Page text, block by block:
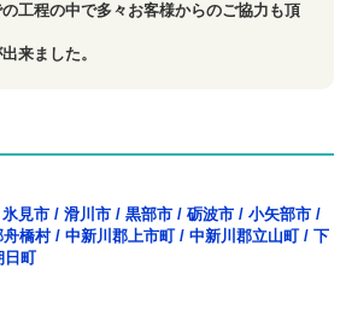
工程の中で多々お客様からのご協力も頂
来ました。
氷見市 / 滑川市 / 黒部市 / 砺波市 / 小矢部市 /
舟橋村/ 中新川郡上市町/ 中新川郡立山町/ 下
日町